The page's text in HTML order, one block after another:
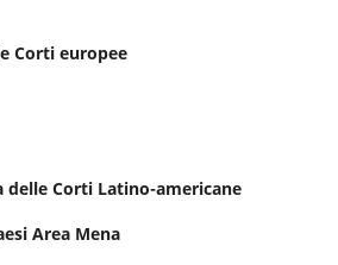
Corti europee
delle Corti Latino-americane
Area Mena